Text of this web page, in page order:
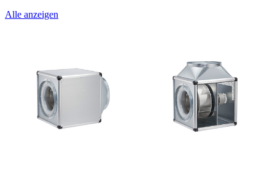
Alle anzeigen